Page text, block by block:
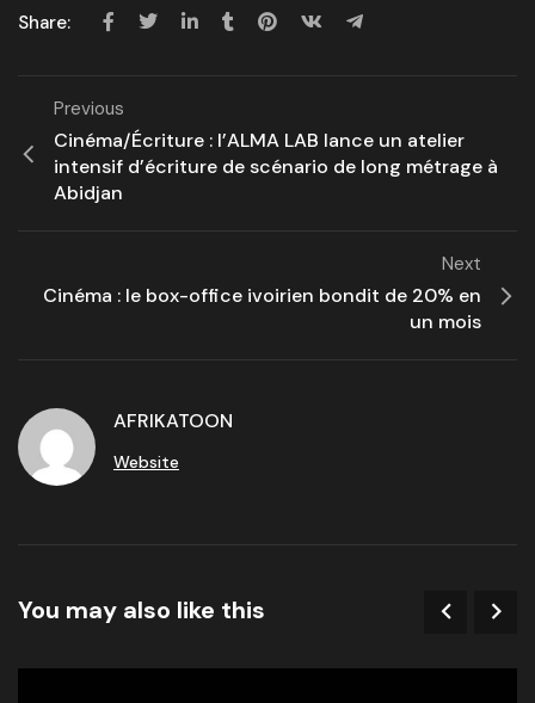
Share:
Previous
Cinéma/Écriture : l’ALMA LAB lance un atelier
intensif d’écriture de scénario de long métrage à
Abidjan
Next
Cinéma : le box-office ivoirien bondit de 20% en
un mois
AFRIKATOON
Website
You may also like this